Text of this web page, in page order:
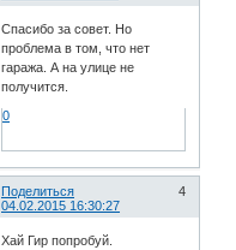
Спасибо за совет. Но
проблема в том, что нет
гаража. А на улице не
получится.
0
Поделиться
4
04.02.2015 16:30:27
Хай Гир попробуй.